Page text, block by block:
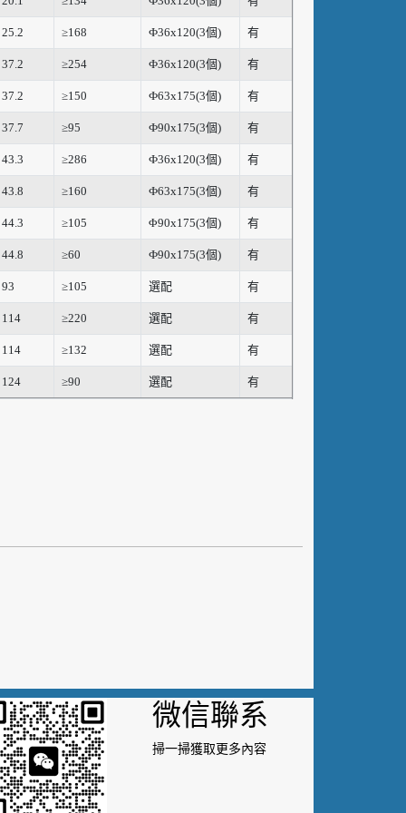
25.2 ≥168 Ф36x120(3個) 有
37.2 ≥254 Ф36x120(3個) 有
37.2 ≥150 Ф63x175(3個) 有
37.7 ≥95 Ф90x175(3個) 有
43.3 ≥286 Ф36x120(3個) 有
43.8 ≥160 Ф63x175(3個) 有
44.3 ≥105 Φ90x175(3個) 有
44.8 ≥60 Ф90x175(3個) 有
93 ≥105 選配 有
114 ≥220 選配 有
114 ≥132 選配 有
124 ≥90 選配 有
微信聯系
掃一掃獲取更多內容